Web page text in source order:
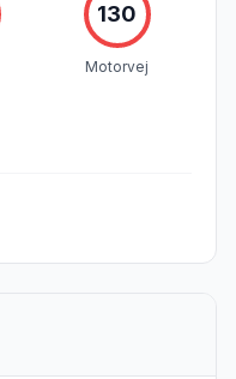
130
Motorvej